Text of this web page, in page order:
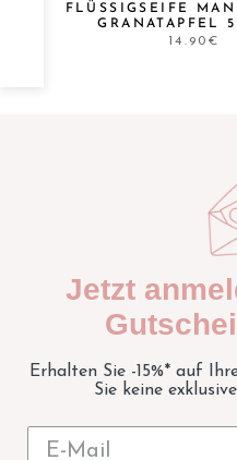
FLÜSSIGSEIFE
GRANATAPFEL
14.90€
Jetzt
Erhalten Sie -15%* auf
Sie keine